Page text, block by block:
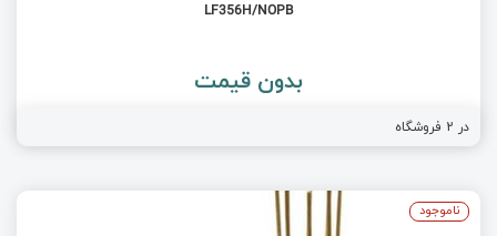
LF356H/NOPB
بدون قیمت
در 2 فروشگاه
ناموجود